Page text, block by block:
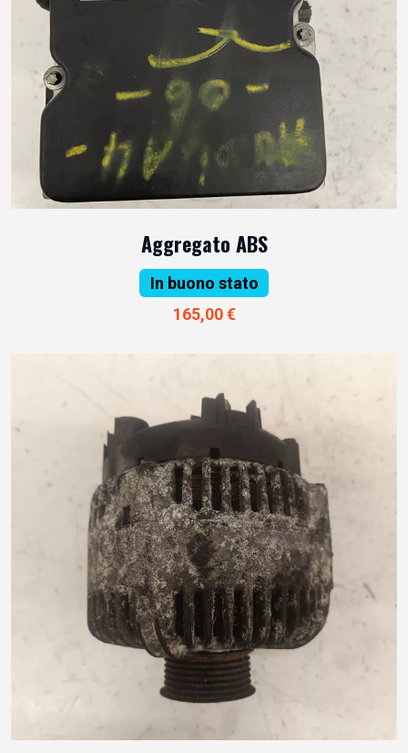
Aggregato ABS
In buono stato
165,00 €